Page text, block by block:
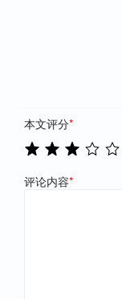
本文评分*
评论内容*